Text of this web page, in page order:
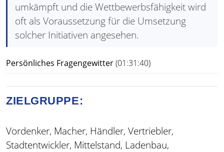
umkämpft und die Wettbewerbsfähigkeit wird
oft als Voraussetzung für die Umsetzung
solcher Initiativen angesehen.
Persönliches Fragengewitter(01:31:40)
ZIELGRUPPE:
Vordenker, Macher, Händler, Vertriebler,
Stadtentwickler, Mittelstand, Ladenbau,